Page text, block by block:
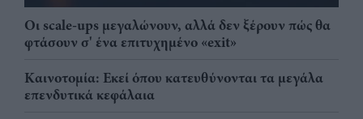
Οι scale-ups μεγαλώνουν, αλλά δεν ξέρουν πώς θα
φτάσουν σ' ένα επιτυχημένο «exit»
Καινοτομία: Εκεί όπου κατευθύνονται τα μεγάλα
επενδυτικά κεφάλαια